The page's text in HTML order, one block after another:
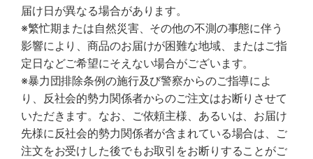
届け日が異なる場合があります。
※繁忙期または自然災害、その他の不測の事態に伴う
影響により、商品のお届けが困難な地域、またはご指
定日などご希望にそえない場合がございます。
※暴力団排除条例の施行及び警察からのご指導によ
り、反社会的勢力関係者からのご注文はお断りさせて
いただきます。なお、ご依頼主様、あるいは、お届け
先様に反社会的勢力関係者が含まれている場合は、ご
注文をお受けした後でもお取引をお断りすることがご